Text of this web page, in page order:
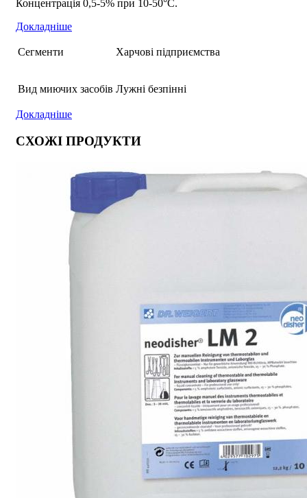
Концентрація 0,5-5% при 10-50°С.
Докладніше
Сегменти Харчові підприємства
Вид миючих засобів Лужні безпінні
Докладніше
СХОЖІ ПРОДУКТИ